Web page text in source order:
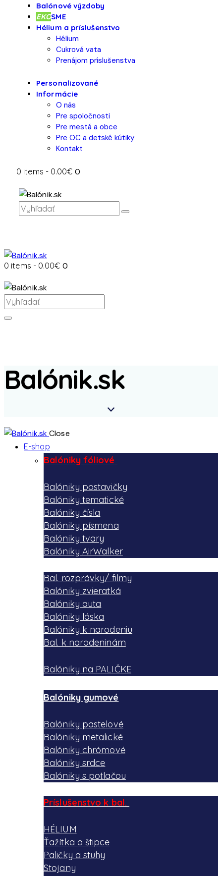
Balónové výzdoby
EKOSME
Hélium a príslušenstvo
Hélium
Cukrová vata
Prenájom príslušenstva
Personalizované
Informácie
O nás
Pre spoločnosti
Pre mestá a obce
Pre OC a detské kútiky
Kontakt
0 items - 0.00€ 0
0 items - 0.00€ 0
Balónik.sk
Close
E-shop
Balóniky fóliové
Balóniky postavičky
Balóniky tematické
Balóniky čísla
Balóniky písmena
Balóniky tvary
Balóniky AirWalker
Bal. rozprávky/ filmy
Balóniky zvieratká
Balóniky auta
Balóniky láska
Balóniky k narodeniu
Bal. k narodeninám
Balóniky na PALIČKE
Balóniky gumové
Balóniky pastelové
Balóniky metalické
Balóniky chrómové
Balóniky srdce
Balóniky s potlačou
Príslušenstvo k bal.
HÉLIUM
Ťažítka a štipce
Paličky a stuhy
Stojany